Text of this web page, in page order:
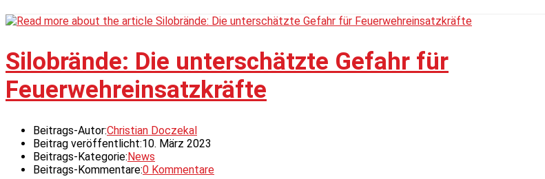
Silobrände: Die unterschätzte Gefahr für
Feuerwehreinsatzkräfte
Beitrags-Autor:Christian Doczekal
Beitrag veröffentlicht:10. März 2023
Beitrags-Kategorie: News
Beitrags-Kommentare:0 Kommentare